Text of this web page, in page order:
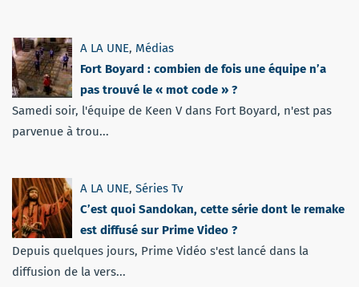
A LA UNE, Médias
Fort Boyard : combien de fois une équipe n’a
pas trouvé le « mot code » ?
Samedi soir, l'équipe de Keen V dans Fort Boyard, n'est pas
parvenue à trou...
A LA UNE, Séries Tv
C’est quoi Sandokan, cette série dont le remake
est diffusé sur Prime Video ?
Depuis quelques jours, Prime Vidéo s'est lancé dans la
diffusion de la vers...